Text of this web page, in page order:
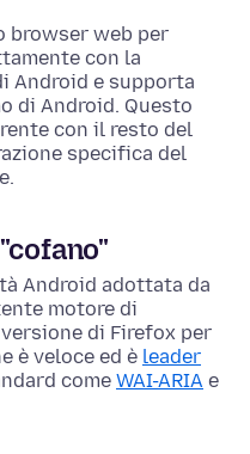
browser web per
con la
Android e supporta
di Android. Questo
con il resto del
specifica del
Android adottata da
motore di
di Firefox per
è veloce ed è leader
come WAI-ARIA e